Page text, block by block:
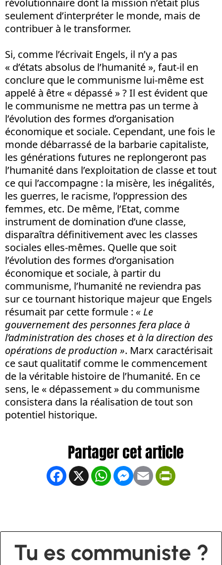
révolutionnaire dont la mission n’était plus
seulement d’interpréter le monde, mais de
contribuer à le transformer.
Si, comme l’écrivait Engels, il n’y a pas
« d’états absolus de l’humanité », faut-il en
conclure que le communisme lui-même est
appelé à être « dépassé » ? Il est évident que
le communisme ne mettra pas un terme à
l’évolution des formes d’organisation
économique et sociale. Cependant, une fois le
monde débarrassé de la barbarie capitaliste,
les générations futures ne replongeront pas
l’humanité dans l’exploitation de classe et tout
ce qui l’accompagne : la misère, les inégalités,
les guerres, le racisme, l’oppression des
femmes, etc. De même, l’Etat, comme
instrument de domination d’une classe,
disparaîtra définitivement avec les classes
sociales elles-mêmes. Quelle que soit
l’évolution des formes d’organisation
économique et sociale, à partir du
communisme, l’humanité ne reviendra pas
sur ce tournant historique majeur que Engels
résumait par cette formule : « Le
gouvernement des personnes fera place à
l’administration des choses et à la direction des
opérations de production ». Marx caractérisait
ce saut qualitatif comme le commencement
de la véritable histoire de l’humanité. En ce
sens, le « dépassement » du communisme
consistera dans la réalisation de tout son
potentiel historique.
Facebook
X WhatsApp
Messenger
Email
Tu es communiste ?